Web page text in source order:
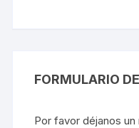
FORMULARIO
Por favor déjanos